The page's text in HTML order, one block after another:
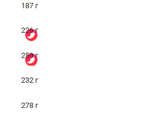
187 г
226 г
259 г
232 г
278 г